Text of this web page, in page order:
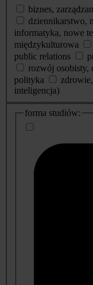
biznes,
dziennikarstwo,
informatyka, nowe
międzykulturowa
public relations
rozwój osobisty,
polityka
inteligencja)
dodatkowe
informacje
forma studiów: